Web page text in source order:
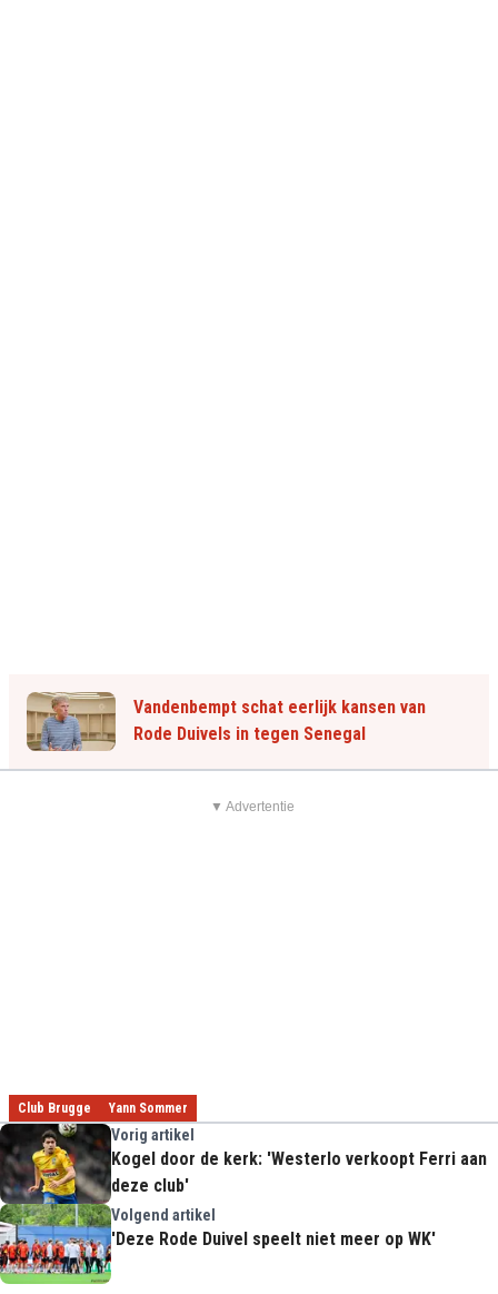
Vandenbempt schat eerlijk kansen van
Rode Duivels in tegen Senegal
▼ Advertentie
Club Brugge Yann Sommer
Vorig artikel
Kogel door de kerk: 'Westerlo verkoopt Ferri aan
deze club'
Volgend artikel
'Deze Rode Duivel speelt niet meer op WK'